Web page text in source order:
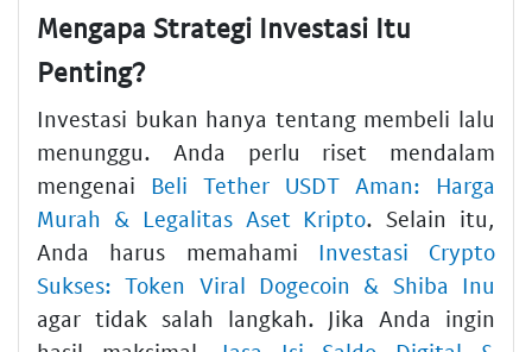
Mengapa Strategi Investasi Itu
Penting?
Investasi bukan hanya tentang membeli lalu
menunggu. Anda perlu riset mendalam
mengenai Beli Tether USDT Aman: Harga
Murah & Legalitas Aset Kripto. Selain itu,
Anda harus memahami Investasi Crypto
Sukses: Token Viral Dogecoin & Shiba Inu
agar tidak salah langkah. Jika Anda ingin